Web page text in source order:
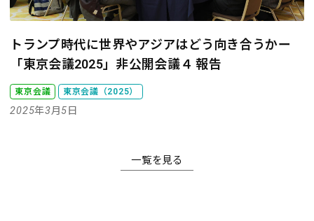
トランプ時代に世界やアジアはどう向き合うかー
「東京会議2025」非公開会議４ 報告
東京会議 東京会議（2025）
2025年3月5日
一覧を見る